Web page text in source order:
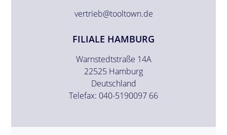
vertrieb@tooltown.de
FILIALE HAMBURG
Warnstedtstraße 14A
22525 Hamburg
Deutschland
Telefax: 040-5190097 66